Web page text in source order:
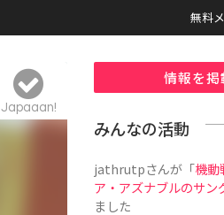
無料
Japaaan!
情報を掲
みんなの活動
jathrutpさんが「機動
ア・アズナブルのサン
ました